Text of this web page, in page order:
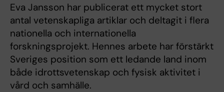
Eva Jansson har publicerat ett mycket stort
antal vetenskapliga artiklar och deltagit i flera
nationella och internationella
forskningsprojekt. Hennes arbete har förstärkt
Sveriges position som ett ledande land inom
både idrottsvetenskap och fysisk aktivitet i
vård och samhälle.